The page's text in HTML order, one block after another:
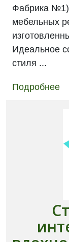
Фабрика №1)
мебельных
Идеальное
стиля ...
Подробнее